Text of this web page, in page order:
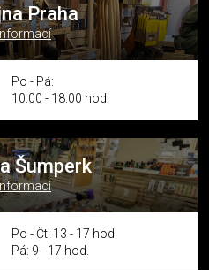
Praha
Po - Pá:
10:00 - 18:00 hod.
Šumperk
Po - Čt: 13 - 17 hod.
Pá: 9 - 17 hod.